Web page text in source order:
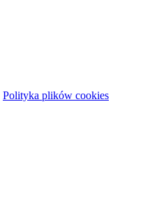
Polityka plików cookies